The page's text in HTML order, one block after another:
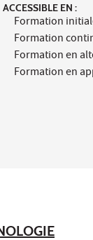
ACCESSIBLE EN :
Formation
Formation
Formation en
Formation en